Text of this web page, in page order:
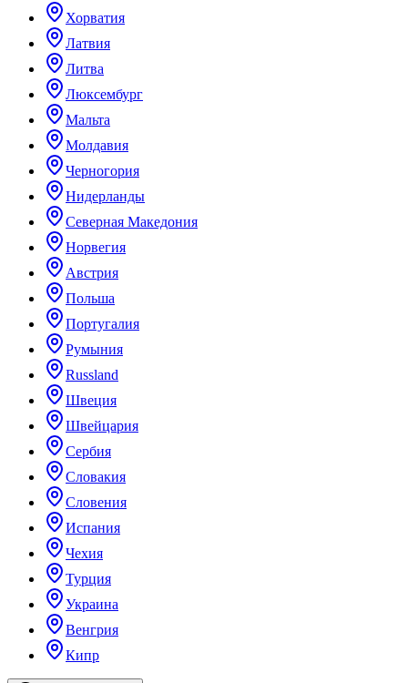
Хорватия
Латвия
Литва
Люксембург
Мальта
Молдавия
Черногория
Нидерланды
Северная Македония
Норвегия
Австрия
Польша
Португалия
Румыния
Russland
Швеция
Швейцария
Сербия
Словакия
Словения
Испания
Чехия
Турция
Украина
Венгрия
Кипр